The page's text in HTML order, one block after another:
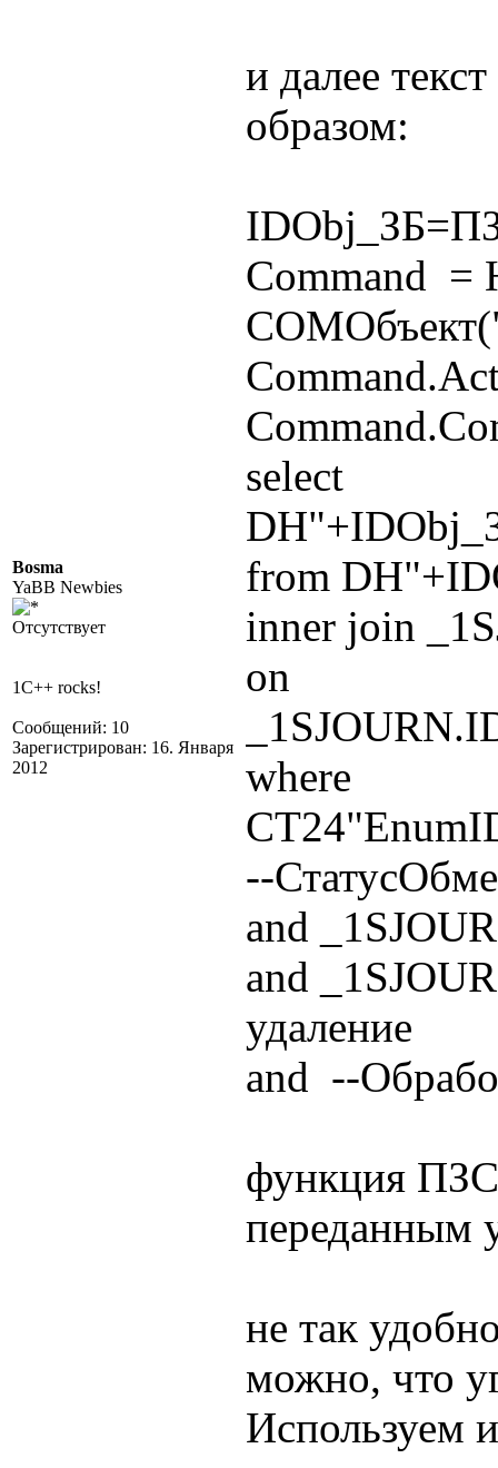
Bosma
YaBB Newbies
Отсутствует
1C++ rocks!
Сообщений: 10
Зарегистрирован: 16. Января
2012
и далее
образом:
Command =
select
from
inner join
on
where
--
and
and
удаление
and --
функция
переданным
не так
можно, что
Используем